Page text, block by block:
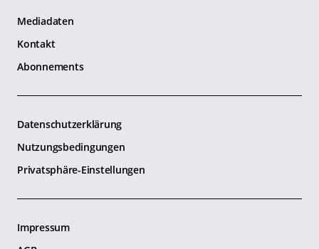
Mediadaten
Kontakt
Abonnements
Datenschutzerklärung
Nutzungsbedingungen
Privatsphäre-Einstellungen
Impressum